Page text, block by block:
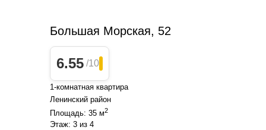
Большая Морская, 52
6.55 /10
1-комнатная квартира
Ленинский район
Площадь: 35 м2
Этаж: 3 из 4